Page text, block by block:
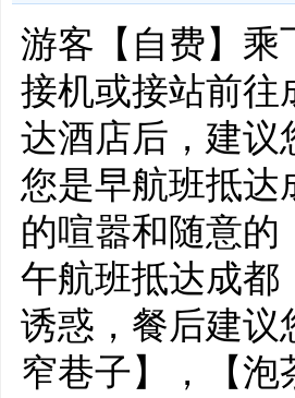
游客【自费】乘
接机或接站前往
达酒店后，建
您是早航班抵达
的喧嚣和随意
午航班抵达成都
诱惑，餐后建议
窄巷子】，【泡